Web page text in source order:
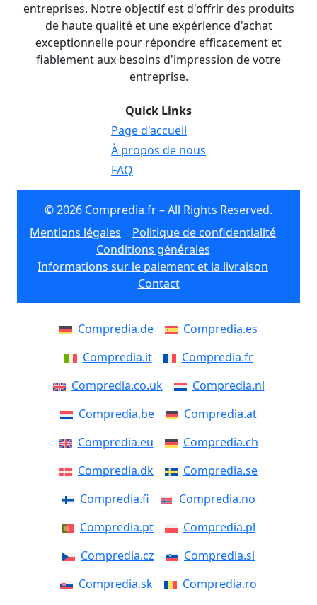
entreprises. Notre objectif est d'offrir des produits
de haute qualité et une expérience d'achat
exceptionnelle pour répondre efficacement et
fiablement aux besoins d'impression de votre
entreprise.
Quick Links
Page d'accueil
À propos de nous
FAQ
© 2026 Compredia.fr – All Rights Reserved.
Mentions légales
Politique de confidentialité
Conditions générales
Informations sur le paiement et la livraison
Contact
Compredia.de
Compredia.es
Compredia.it
Compredia.fr
Compredia.co.uk
Compredia.nl
Compredia.be
Compredia.at
Compredia.eu
Compredia.ch
Compredia.dk
Compredia.se
Compredia.fi
Compredia.no
Compredia.pt
Compredia.pl
Compredia.cz
Compredia.si
Compredia.sk
Compredia.ro